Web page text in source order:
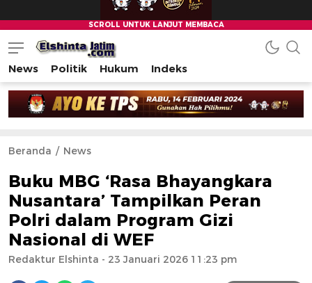
News Politik Hukum Indeks
Beranda News
Buku MBG ‘Rasa Bhayangkara
Nusantara’ Tampilkan Peran
Polri dalam Program Gizi
Nasional di WEF
Redaktur Elshinta - 23 Januari 2026 11:23 pm